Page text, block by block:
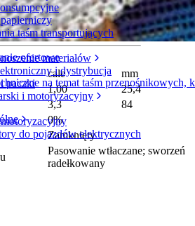
na temat taśm przenośnikowych,
papierniczy
taśm transportujących
materiałów
i dystrybucja
paczki
i motoryzacyjny
motoryzacyjny
do pojazdów elektrycznych
ofertowe
cale
mm
1,00
25,4
3,3
84
0%
Zamknięty
Pasowanie wtłaczane; sworzeń
radełkowany